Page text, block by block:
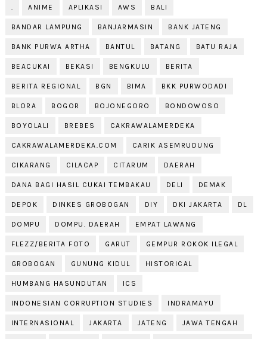
ANIME APLIKASI AWS BALI
BANDAR LAMPUNG BANJARMASIN BANK JATENG
BANK PURWA ARTHA BANTUL BATANG BATU RAJA
BEACUKAI BEKASI BENGKULU BERITA
BERITA REGIONAL BGN BIMA BKK PURWODADI
BLORA BOGOR BOJONEGORO BONDOWOSO
BOYOLALI BREBES CAKRAWALAMERDEKA
CAKRAWALAMERDEKA.COM CARIK ASEMRUDUNG
CIKARANG CILACAP CITARUM DAERAH
DANA BAGI HASIL CUKAI TEMBAKAU DELI DEMAK
DEPOK DINKES GROBOGAN DIY DKI JAKARTA DL
DOMPU DOMPU. DAERAH EMPAT LAWANG
FLEZZ/BERITA FOTO GARUT GEMPUR ROKOK ILEGAL
GROBOGAN GUNUNG KIDUL HISTORICAL
HUMBANG HASUNDUTAN ICS
INDONESIAN CORRUPTION STUDIES INDRAMAYU
INTERNASIONAL JAKARTA JATENG JAWA TENGAH